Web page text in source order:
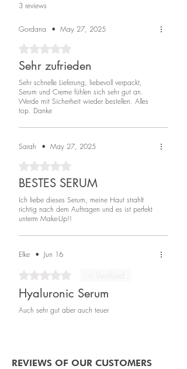
3 reviews
Gordana • May 27, 2025
Rated 5 out of 5 stars.
Sehr zufrieden
Sehr schnelle Lieferung, liebevoll verpackt,
Serum und Creme fühlen sich sehr gut an.
Werde mit Sicherheit wieder bestellen. Alles
top. Danke
Sarah • May 27, 2025
Rated 5 out of 5 stars.
BESTES SERUM
Ich liebe dieses Serum, meine Haut strahlt
richtig nach dem Auftragen und es ist perfekt
unterm Make-Up!!
Elke • Jun 16
Rated 5 out of 5 stars.
Hyaluronic Serum
Auch sehr gut aber auch teuer
REVIEWS OF OUR CUSTOMERS